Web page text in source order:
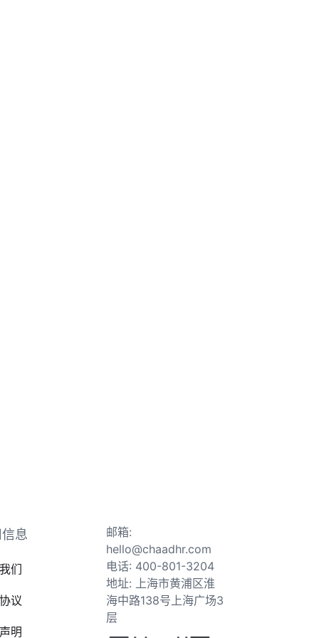
息
们
议
明
邮箱:
hello@chaadhr.com
电话: 400-801-3204
地址: 上海市黄浦区淮
海中路138号上海广场3
层